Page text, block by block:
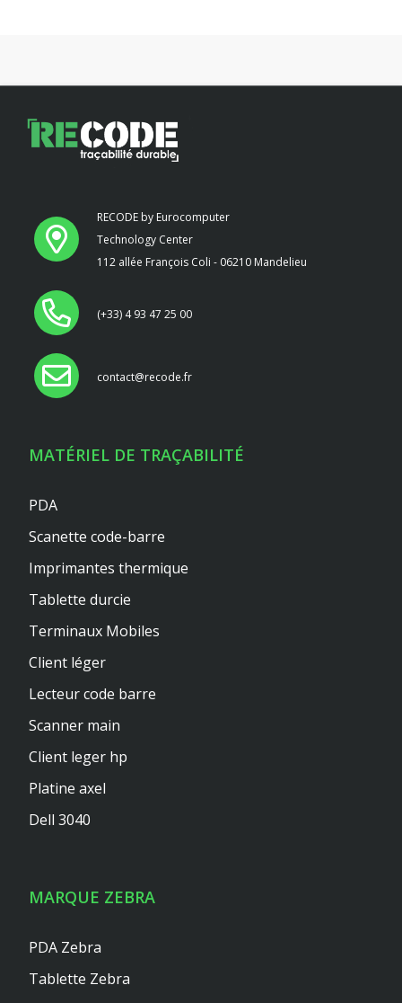
RECODE by Eurocomputer
Technology Center
112 allée François Coli - 06210 Mandelieu
(+33) 4 93 47 25 00
contact@recode.fr
MATÉRIEL DE TRAÇABILITÉ
PDA
Scanette code-barre
Imprimantes thermique
Tablette durcie
Terminaux Mobiles
Client léger
Lecteur code barre
Scanner main
Client leger hp
Platine axel
Dell 3040
MARQUE ZEBRA
PDA Zebra
Tablette Zebra